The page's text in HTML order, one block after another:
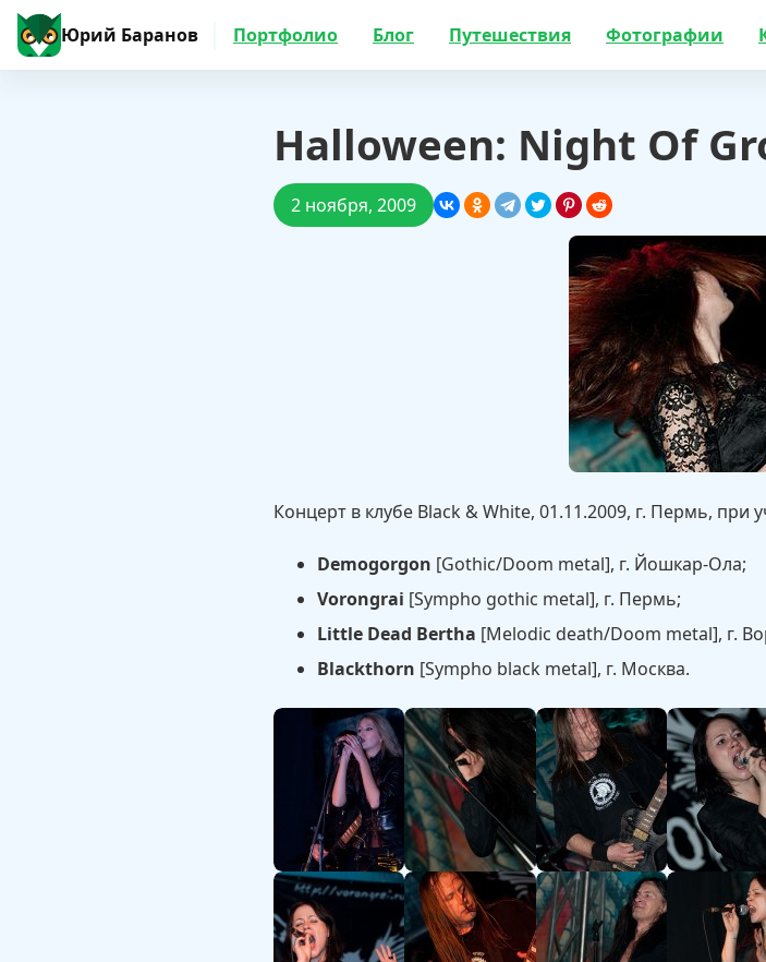
Юрий Баранов Портфолио Блог Путешествия Фотографии
Halloween: Night Of
2 ноября, 2009
Концерт в клубе Black & White, 01.11.2009, г. Пермь, при
Demogorgon [Gothic/Doom metal], г. Йошкар-Ола;
Vorongrai [Sympho gothic metal], г. Пермь;
Little Dead Bertha [Melodic death/Doom metal], г.
Blackthorn [Sympho black metal], г. Москва.